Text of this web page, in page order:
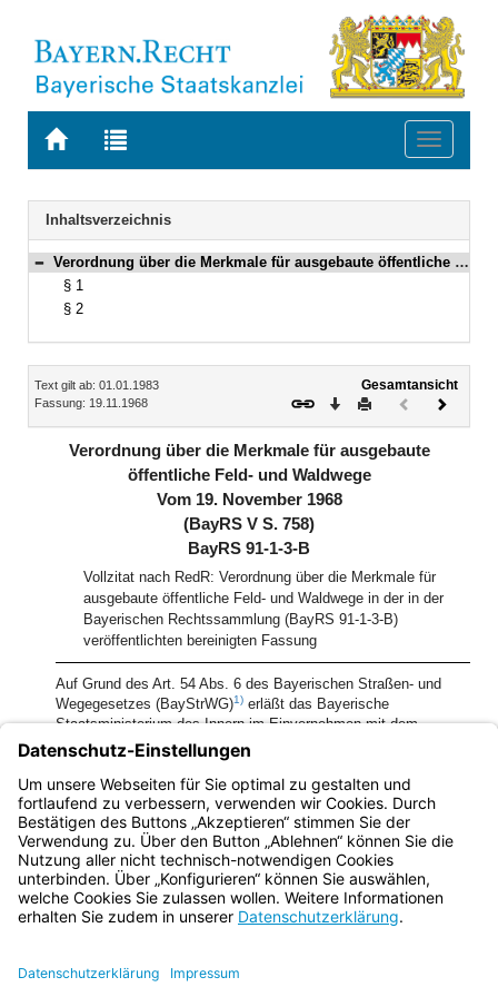
Zur
BAYERN.RECHT
Zur
letzten
Suche
Toggle
Navigation
Inhaltsverzeichnis
Bereich reduzieren
Verordnung über die Merkmale für ausgebaute öffentliche Feld- und Waldwege Vom 19. November 1968 (BayRS V S. 758) BayRS 91-1-3-B (§§ 1–2)
§ 1
§ 2
Inhalt
Text gilt ab: 01.01.1983
Fassung: 19.11.1968
Gesamtansicht
Download
DruckenVorheriges
Verordnung über die Merkmale für ausgebaute
öffentliche Feld- und Waldwege
Vom 19. November 1968
(BayRS V S. 758)
BayRS 91-1-3-B
Vollzitat nach RedR: Verordnung über die Merkmale für
ausgebaute öffentliche Feld- und Waldwege in der in der
Bayerischen Rechtssammlung (BayRS 91-1-3-B)
veröffentlichten bereinigten Fassung
Auf Grund des Art. 54 Abs. 6 des Bayerischen Straßen- und
Wegegesetzes (BayStrWG)1) erläßt das Bayerische
Staatsministerium des Innern im Einvernehmen mit dem
Bayerischen Staatsministerium für Ernährung, Landwirtschaft
und Forsten folgende Verordnung:
1) [Amtl. Anm.:]BayRS 91-1-I
Bayern.de
BayernPortal
Impressum